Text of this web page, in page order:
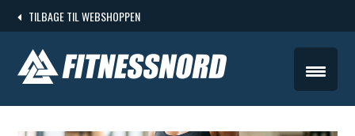
to
content
TILBAGE TIL WEBSHOPPEN